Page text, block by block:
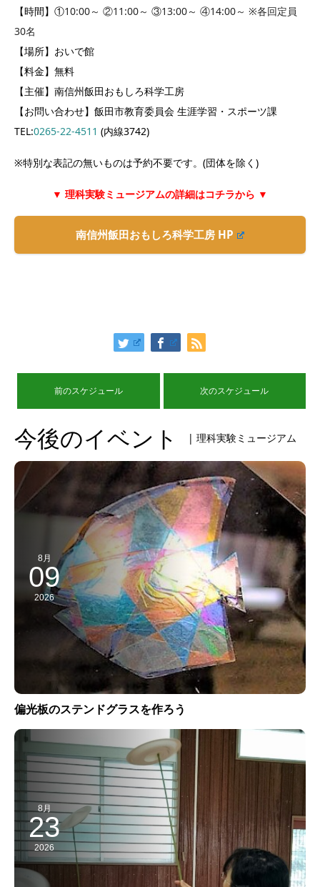
【時間】①10:00～ ②11:00～ ③13:00～ ④14:00～ ※各回定員
30名
【場所】おいで館
【料金】無料
【主催】南信州飯田おもしろ科学工房
【お問い合わせ】飯田市教育委員会 生涯学習・スポーツ課
TEL:0265-22-4511 (内線3742)
※特別な表記の無いものは予約不要です。(団体を除く)
▼ 理科実験ミュージアムの詳細はコチラから ▼
南信州飯田おもしろ科学工房 HP
前のスケジュール 次のスケジュール
今後のイベント | 理科実験ミュージアム
8月
09
2026
偏光板のステンドグラスを作ろう
8月
23
2026